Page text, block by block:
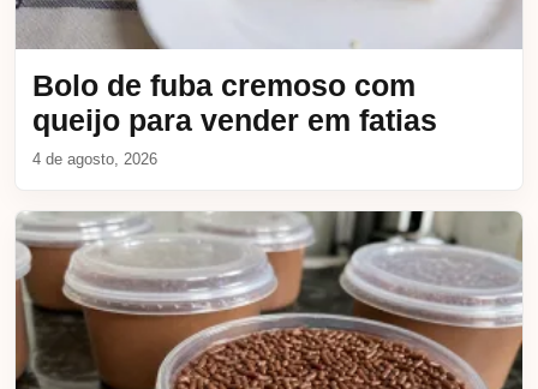
Bolo de fuba cremoso com
queijo para vender em fatias
4 de agosto, 2026